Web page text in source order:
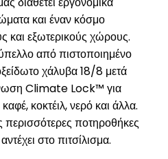
και έναν κόσμο
και εξωτερικούς χώρους.
από πιστοποιημένο
χάλυβα 18/8 μετά
Climate Lock™ για
κοκτέιλ, νερό και άλλα.
περισσότερες ποτηροθήκες
στο πιτσίλισμα.